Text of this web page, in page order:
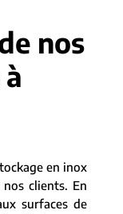
nos
en inox
nos clients. En
surfaces de